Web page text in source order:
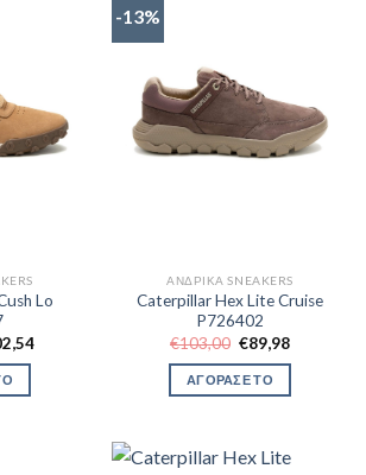
Lo
Η
-13%
ΑΝΔΡΙΚΆ SNEAKERS
Caterpillar Hex Lite Cruise
P726402
€103,00 Original
price
was:
€103,00.
€89,98Η
€89,98.
ΑΓΟΡΑΣΕ ΤΟ